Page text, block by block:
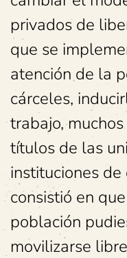
privados de
que se
atención de la
cárceles,
trabajo,
títulos de las
instituciones de
consistió en
población
movilizarse